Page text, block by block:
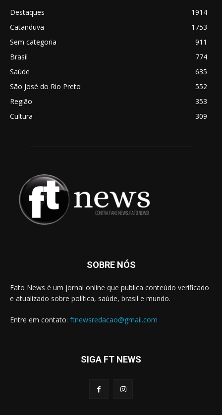
Destaques
1914
Catanduva
1753
Sem categoria
911
Brasil
774
Saúde
635
São José do Rio Preto
552
Região
353
Cultura
309
SOBRE NÓS
Fato News é um jornal online que publica conteúdo verificado
e atualizado sobre política, saúde, brasil e mundo.
Entre em contato: ftnewsredacao@gmail.com
SIGA FT NEWS